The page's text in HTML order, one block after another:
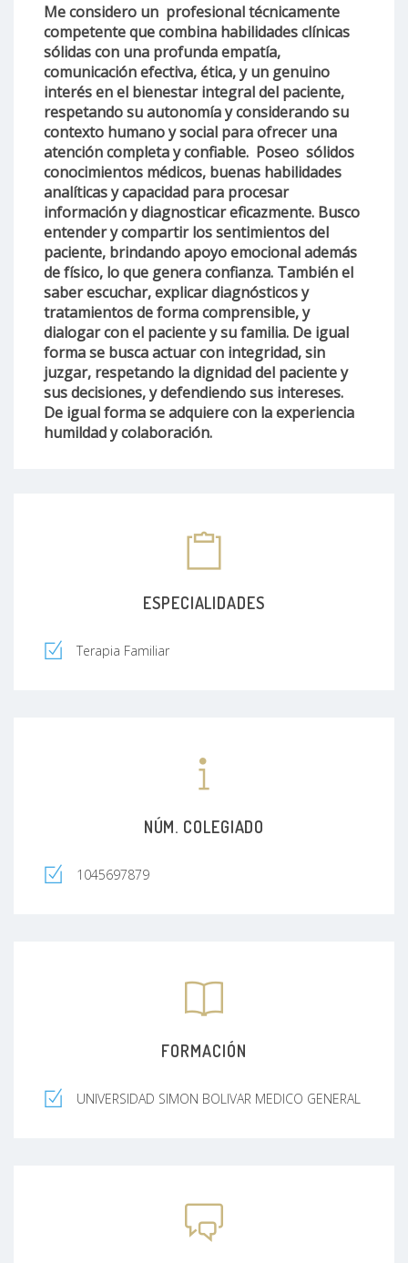
Me considero un profesional técnicamente
competente que combina habilidades clínicas
sólidas con una profunda empatía,
comunicación efectiva, ética, y un genuino
interés en el bienestar integral del paciente,
respetando su autonomía y considerando su
contexto humano y social para ofrecer una
atención completa y confiable. Poseo sólidos
conocimientos médicos, buenas habilidades
analíticas y capacidad para procesar
información y diagnosticar eficazmente. Busco
entender y compartir los sentimientos del
paciente, brindando apoyo emocional además
de físico, lo que genera confianza. También el
saber escuchar, explicar diagnósticos y
tratamientos de forma comprensible, y
dialogar con el paciente y su familia. De igual
forma se busca actuar con integridad, sin
juzgar, respetando la dignidad del paciente y
sus decisiones, y defendiendo sus intereses.
De igual forma se adquiere con la experiencia
humildad y colaboración.
ESPECIALIDADES
Terapia Familiar
NÚM. COLEGIADO
1045697879
FORMACIÓN
UNIVERSIDAD SIMON BOLIVAR MEDICO GENERAL